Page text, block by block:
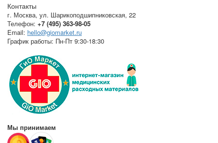
Контакты
г. Москва, ул. Шарикоподшипниковская, 22
Телефон: +7 (495) 363-98-05
Email: hello@giomarket.ru
График работы: Пн-Пт 9:30-18:30
Мы принимаем